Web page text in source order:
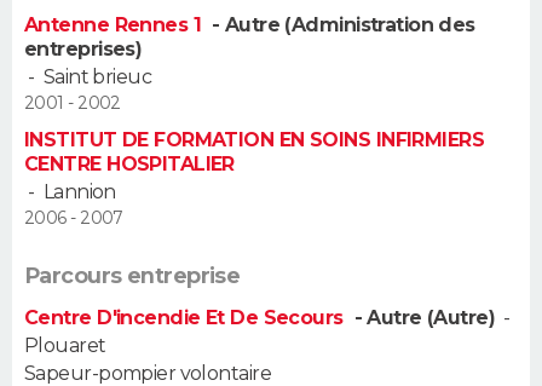
COPAINS D'AVANT
S'inscrire
Se connecter
Lycées
Collèges
Primaires
Universités
Entreprises
Service militaire
Avis de recherche
AVIS DE DÉCÈS
FORUM
Bricolage
Lifestyle
Culture
Sport
Auto
Television
Voyage
Cinema
Antenne Rennes 1 - Autre (Administration des
entreprises)
- Saint brieuc
2001 - 2002
INSTITUT DE FORMATION EN SOINS INFIRMIERS
CENTRE HOSPITALIER
- Lannion
2006 - 2007
Parcours entreprise
Centre D'incendie Et De Secours - Autre (Autre) -
Plouaret
Sapeur-pompier volontaire